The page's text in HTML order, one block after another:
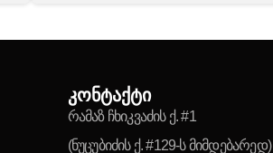
კონტაქტი
რამაზ ჩხიკვაძის ქ. #1
(ნუცუბიძის ქ. #129-ს მიმდებარედ)